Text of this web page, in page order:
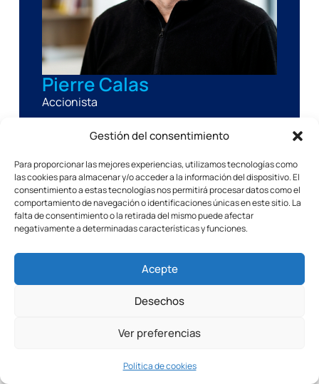
Gestión del consentimiento
Para proporcionar las mejores experiencias, utilizamos tecnologías como
las cookies para almacenar y/o acceder a la información del dispositivo. El
consentimiento a estas tecnologías nos permitirá procesar datos como el
comportamiento de navegación o identificaciones únicas en este sitio. La
falta de consentimiento o la retirada del mismo puede afectar
negativamente a determinadas características y funciones.
Acepte
Desechos
Ver preferencias
Política de cookies
Pierre Calas
Accionista
Alain Calas